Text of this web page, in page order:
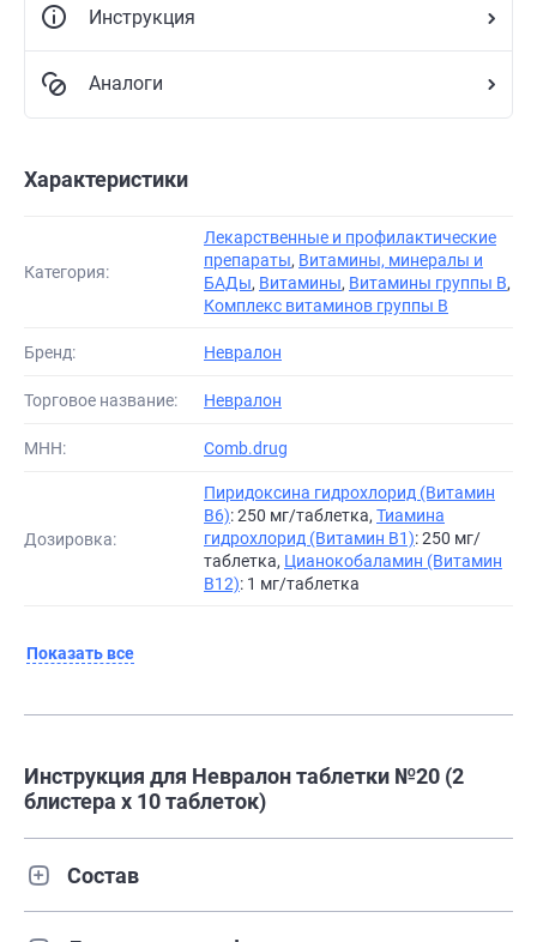
Инструкция
Аналоги
Характеристики
Категория:
Лекарственные и профилактические
препараты, Витамины, минералы и
БАДы, Витамины, Витамины группы В,
Комплекс витаминов группы B
Бренд: Невралон
Торговое название: Невралон
МНН: Comb.drug
Дозировка:
Пиридоксина гидрохлорид (Витамин
B6): 250 мг/таблетка, Тиамина
гидрохлорид (Витамин B1): 250 мг/
таблетка, Цианокобаламин (Витамин
B12): 1 мг/таблетка
Показать все
Инструкция для Невралон таблетки №20 (2
блистера х 10 таблеток)
Состав